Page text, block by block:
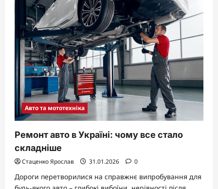
відгуки
про
товар:
що
обирають
покупці
до
Дня
закоханих
Авто та мототехніка
Ремонт авто в Україні: чому все стало
складніше
Стаценко Ярослав 31.01.2026 0
Дороги перетворилися на справжнє випробування для